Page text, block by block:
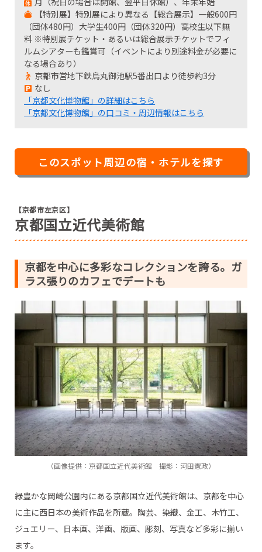
【特別展】特別展により異なる【総合展示】一般600円
（団体480円）大学生400円（団体320円）高校生以下無
料 ※特別展チケット・あるいは総合展示チケットでフィ
ルムシアターも鑑賞可（イベントにより別途料金が必要に
なる場合あり）
京都市営地下鉄烏丸御池駅5番出口より徒歩約3分
なし
「京都文化博物館」の詳細はこちら
「京都文化博物館」の口コミ・周辺情報はこちら
このスポット周辺の宿・ホテルを探す
【京都市左京区】
京都国立近代美術館
京都を中心に多彩なコレクションを誇る。ガ
ラス張りのカフェでデートも
（画像提供：京都国立近代美術館 撮影：河田憲政）
緑豊かな岡崎公園内にある京都国立近代美術館は、京都を中心
に主に西日本の美術作品を所蔵。陶芸、染織、金工、木竹工、
ジュエリー、日本画、洋画、版画、彫刻、写真など多彩に揃い
ます。